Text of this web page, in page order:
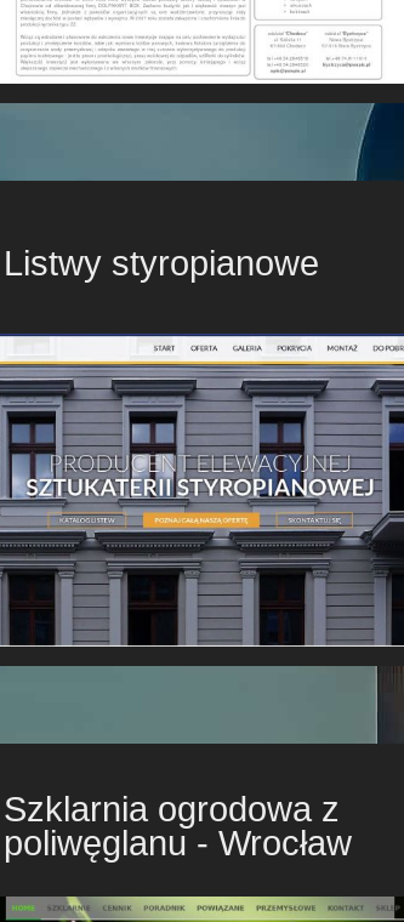
Listwy styropianowe
Szklarnia ogrodowa z
poliwęglanu - Wrocław